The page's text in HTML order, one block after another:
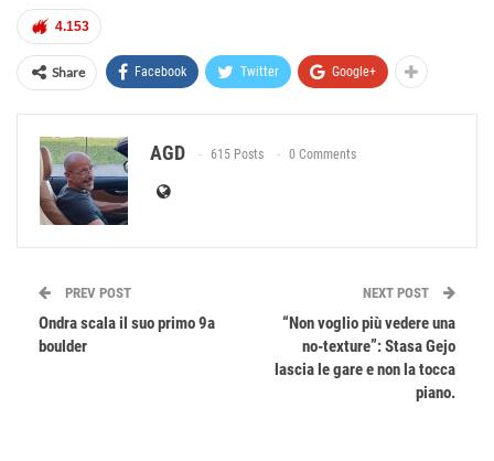
4.153
Share Facebook Twitter Google+
AGD 615 Posts 0 Comments
PREV POST
Ondra scala il suo primo 9a
boulder
NEXT POST
“Non voglio più vedere una
no-texture”: Stasa Gejo
lascia le gare e non la tocca
piano.